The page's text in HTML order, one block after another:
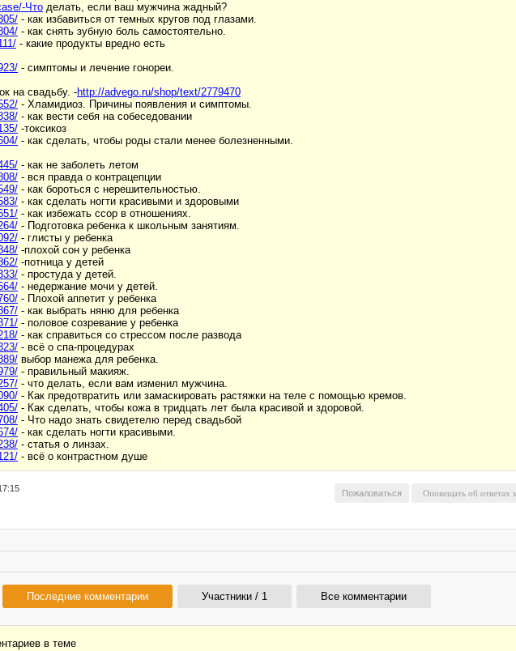
Что делать, если ваш мужчина жадный?
- как избавиться от темных кругов под глазами.
- как снять зубную боль самостоятельно.
- какие продукты вредно есть
- симптомы и лечение гонореи.
на свадьбу. -http://advego.ru/shop/text/2779470
- Хламидиоз. Причины появления и симптомы.
- как вести себя на собеседовании
-токсикоз
- как сделать, чтобы роды стали менее болезненными.
- как не заболеть летом
- вся правда о контрацепции
- как бороться с нерешительностью.
- как сделать ногти красивыми и здоровыми
- как избежать ссор в отношениях.
- Подготовка ребенка к школьным занятиям.
- глисты у ребенка
-плохой сон у ребенка
-потница у детей
- простуда у детей.
- недержание мочи у детей.
- Плохой аппетит у ребенка
- как выбрать няню для ребенка
- половое созревание у ребенка
- как справиться со стрессом после развода
- всё о спа-процедурах
выбор манежа для ребенка.
- правильный макияж.
- что делать, если вам изменил мужчина.
- Как предотвратить или замаскировать растяжки на теле с помощью кремов.
- Как сделать, чтобы кожа в тридцать лет была красивой и здоровой.
- Что надо знать свидетелю перед свадьбой
- как сделать ногти красивыми.
- статья о линзах.
- всё о контрастном душе
Пожаловаться
Последние комментарии Участники / 1 Все комментарии
в темe